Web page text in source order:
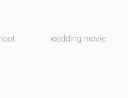
wedding movie